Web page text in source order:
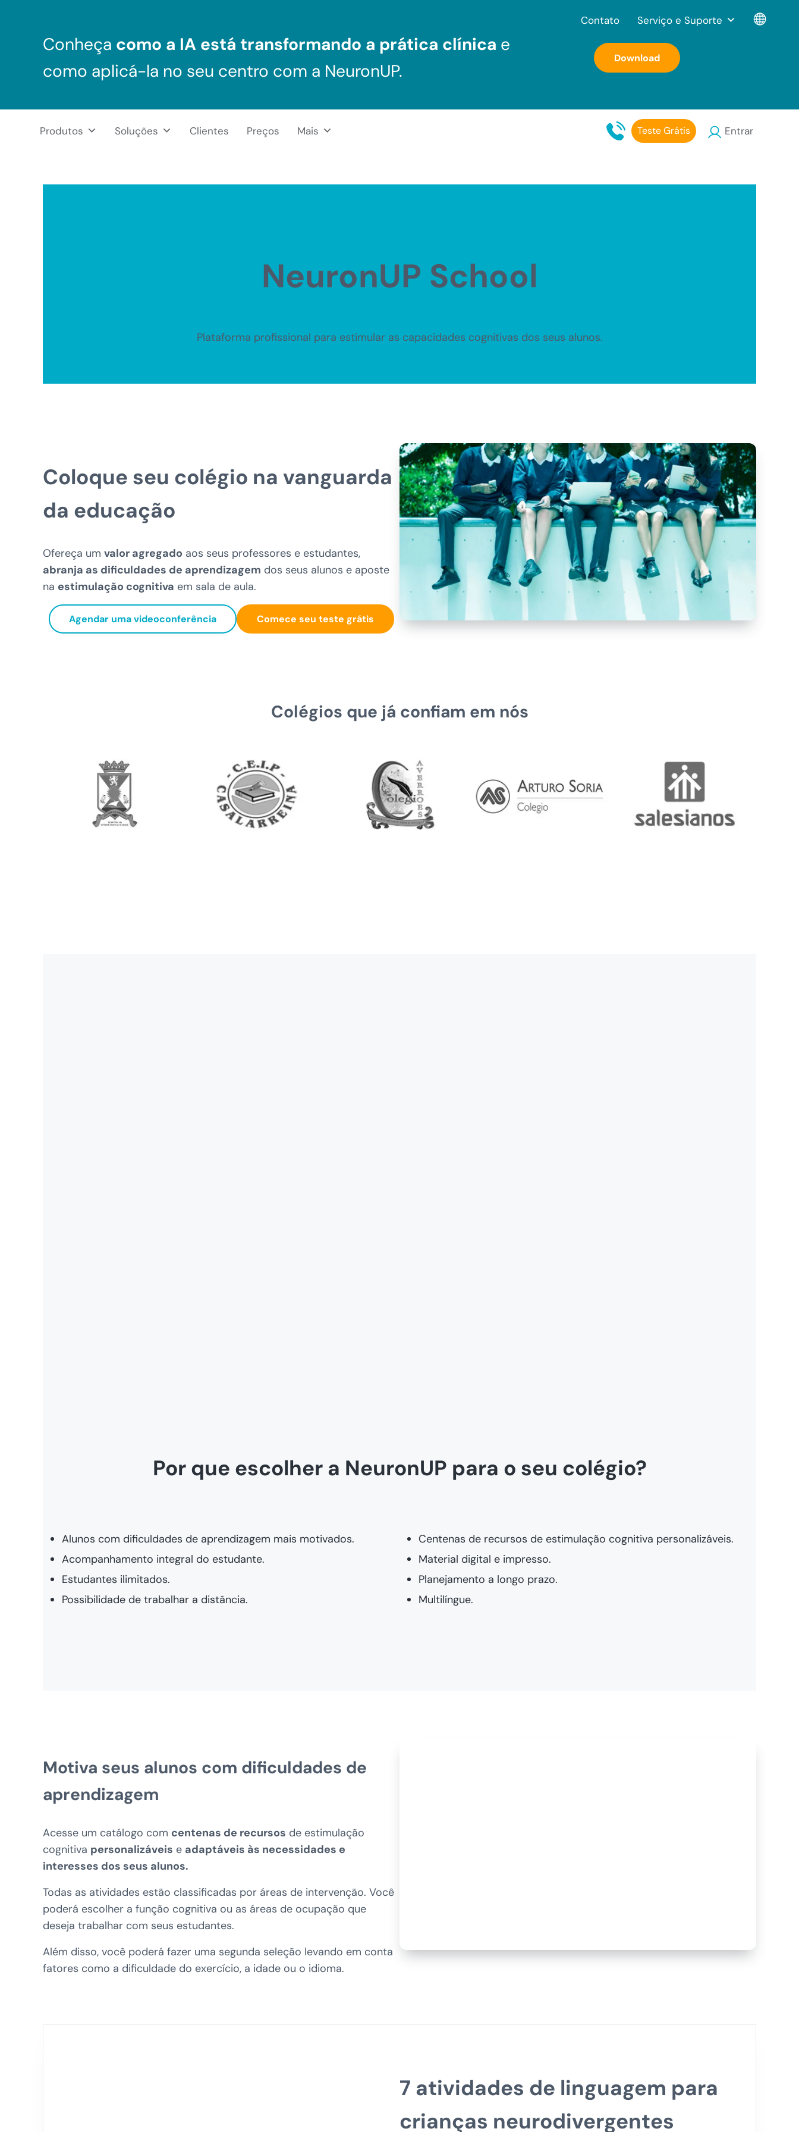
Conheça como a IA está transformando a prática clínica e
como aplicá-la no seu centro com a NeuronUP.
Download
NeuronUP Brasil
Aplicativo de estimulação cognitiva para profissionais
Produtos Soluções Clientes Preços Mais Teste Grátis Entrar
Contato Serviço e Suporte
NeuronUP School
Plataforma profissional para estimular as capacidades cognitivas dos seus alunos.
Coloque seu colégio na vanguarda
da educação
Ofereça um valor agregado aos seus professores e estudantes,
abranja as dificuldades de aprendizagem dos seus alunos e aposte
na estimulação cognitiva em sala de aula.
Agendar uma videoconferência Comece seu teste grátis
Colégios que já confiam em nós
Por que escolher a NeuronUP para o seu colégio?
Alunos com dificuldades de aprendizagem mais motivados.
Acompanhamento integral do estudante.
Estudantes ilimitados.
Possibilidade de trabalhar a distância.
Centenas de recursos de estimulação cognitiva personalizáveis.
Material digital e impresso.
Planejamento a longo prazo.
Multilíngue.
Motiva seus alunos com dificuldades de
aprendizagem
Acesse um catálogo com centenas de recursos de estimulação
cognitiva personalizáveis e adaptáveis às necessidades e
interesses dos seus alunos.
Todas as atividades estão classificadas por áreas de intervenção. Você
poderá escolher a função cognitiva ou as áreas de ocupação que
deseja trabalhar com seus estudantes.
Além disso, você poderá fazer uma segunda seleção levando em conta
fatores como a dificuldade do exercício, a idade ou o idioma.
7 atividades de linguagem para
crianças neurodivergentes